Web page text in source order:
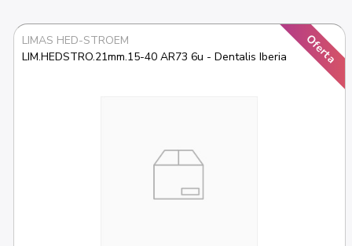
Oferta
LIMAS HED-STROEM
LIM.HEDSTRO.21mm.15-40 AR73 6u - Dentalis Iberia